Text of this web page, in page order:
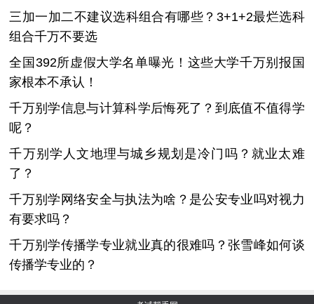
三加一加二不建议选科组合有哪些？3+1+2最烂选科
组合千万不要选
全国392所虚假大学名单曝光！这些大学千万别报国
家根本不承认！
千万别学信息与计算科学后悔死了？到底值不值得学
呢？
千万别学人文地理与城乡规划是冷门吗？就业太难
了？
千万别学网络安全与执法为啥？是公安专业吗对视力
有要求吗？
千万别学传播学专业就业真的很难吗？张雪峰如何谈
传播学专业的？